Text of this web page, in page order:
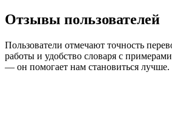
Отзывы пользователей
Пользователи отмечают точность
работы и удобство словаря с
— он помогает нам становиться лучше.